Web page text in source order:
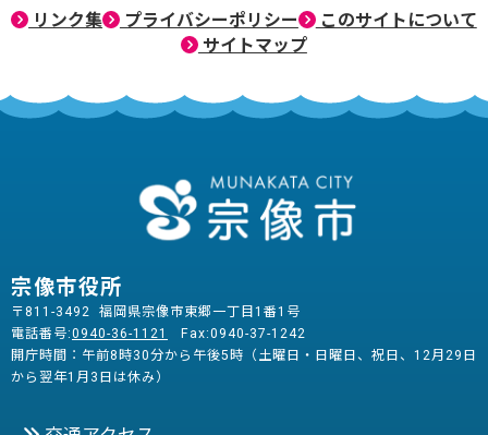
リンク集 プライバシーポリシー
このサイトについて
サイトマップ
宗像市役所
〒811-3492 福岡県宗像市東郷一丁目1番1号
電話番号:0940-36-1121
Fax:0940-37-1242
開庁時間：午前8時30分から午後5時（土曜日・日曜日、祝日、12月29日
から翌年1月3日は休み）